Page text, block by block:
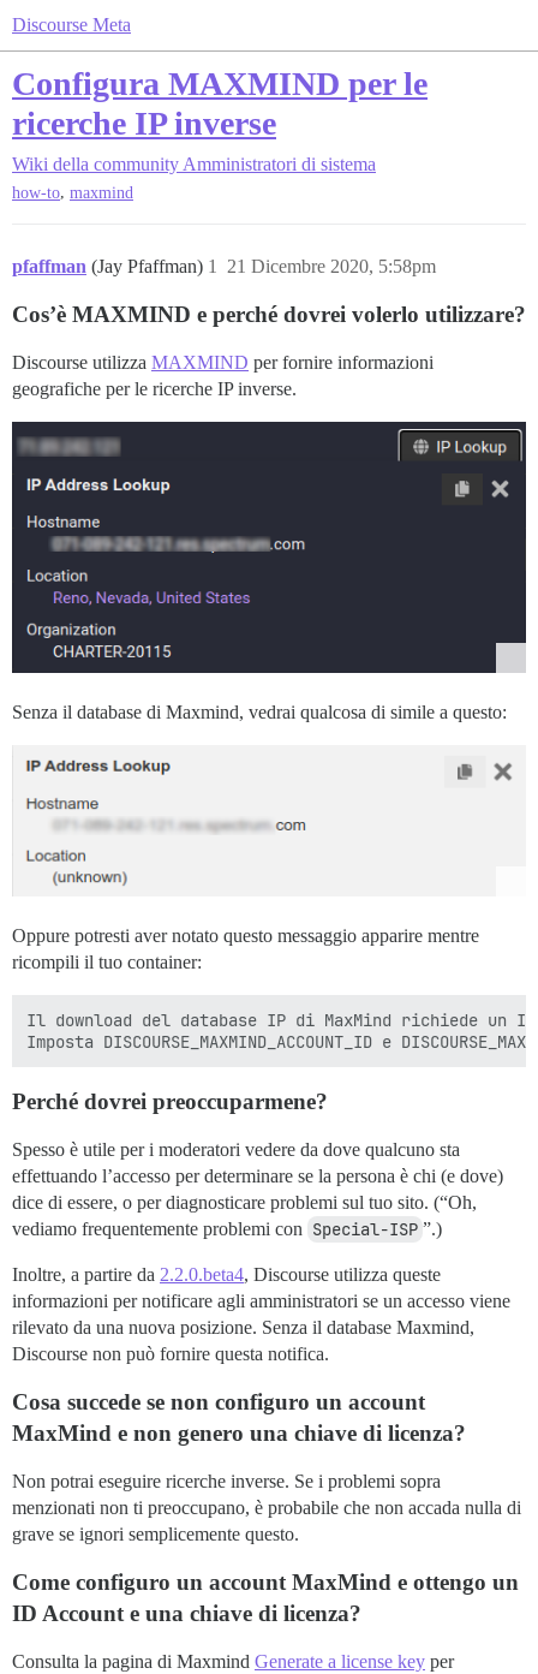
Discourse Meta
Configura MAXMIND per le
ricerche IP inverse
Wiki della community Amministratori di sistema
how-to, maxmind
pfaffman (Jay Pfaffman) 21 Dicembre 2020, 5:58pm
1
Cos’è MAXMIND e perché dovrei volerlo utilizzare?
Discourse utilizza MAXMIND per fornire informazioni
geografiche per le ricerche IP inverse.
Senza il database di Maxmind, vedrai qualcosa di simile a questo:
Oppure potresti aver notato questo messaggio apparire mentre
ricompili il tuo container:
Il download del database IP di MaxMind richiede un
Perché dovrei preoccuparmene?
Spesso è utile per i moderatori vedere da dove qualcuno sta
effettuando l’accesso per determinare se la persona è chi (e dove)
dice di essere, o per diagnosticare problemi sul tuo sito. (“Oh,
vediamo frequentemente problemi con Special-ISP ”.)
Inoltre, a partire da 2.2.0.beta4, Discourse utilizza queste
informazioni per notificare agli amministratori se un accesso viene
rilevato da una nuova posizione. Senza il database Maxmind,
Discourse non può fornire questa notifica.
Cosa succede se non configuro un account
MaxMind e non genero una chiave di licenza?
Non potrai eseguire ricerche inverse. Se i problemi sopra
menzionati non ti preoccupano, è probabile che non accada nulla di
grave se ignori semplicemente questo.
Come configuro un account MaxMind e ottengo un
ID Account e una chiave di licenza?
Consulta la pagina di Maxmind Generate a license key per